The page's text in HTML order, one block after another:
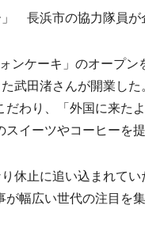
長浜市の協力隊員が
ンケーキ」のオープン
武田渚さんが開業し
わり、「外国に来た
イーツやコーヒーを提
休止に追い込まれて
幅広い世代の注目を集